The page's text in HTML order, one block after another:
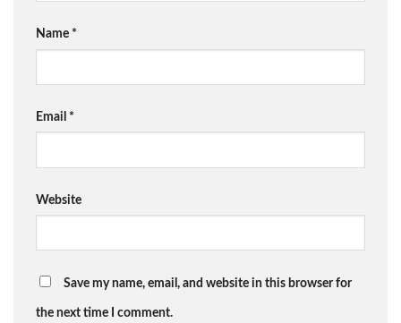
Name *
Email *
Website
Save my name, email, and website in this browser for
the next time I comment.